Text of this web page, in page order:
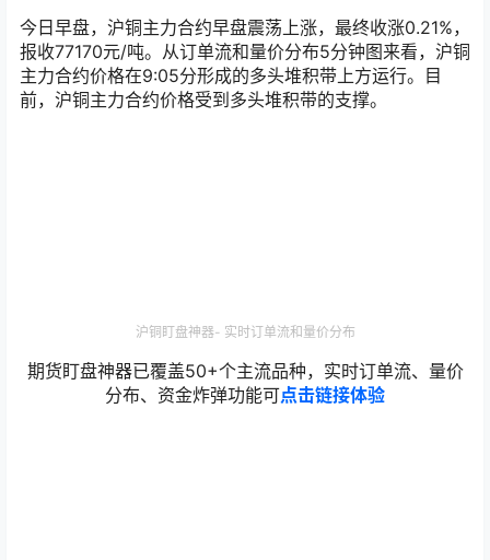
今日早盘，沪铜主力合约早盘震荡上涨，最终收涨0.21%，
报收77170元/吨。从订单流和量价分布5分钟图来看，沪铜
主力合约价格在9:05分形成的多头堆积带上方运行。目
前，沪铜主力合约价格受到多头堆积带的支撑。
沪铜盯盘神器- 实时订单流和量价分布
期货盯盘神器已覆盖50+个主流品种，实时订单流、量价
分布、资金炸弹功能可点击链接体验